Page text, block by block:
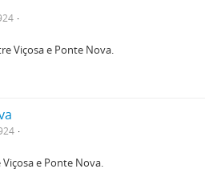
Viçosa e Ponte Nova.
e Ponte Nova.